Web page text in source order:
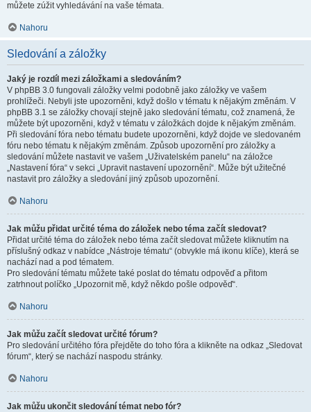
můžete zúžit vyhledávání na vaše témata.
Nahoru
Sledování a záložky
Jaký je rozdíl mezi záložkami a sledováním?
V phpBB 3.0 fungovali záložky velmi podobně jako záložky ve vašem
prohlížeči. Nebyli jste upozorněni, když došlo v tématu k nějakým změnám. V
phpBB 3.1 se záložky chovají stejně jako sledování tématu, což znamená, že
můžete být upozorněni, když v tématu v záložkách dojde k nějakým změnám.
Při sledování fóra nebo tématu budete upozorněni, když dojde ve sledovaném
fóru nebo tématu k nějakým změnám. Způsob upozornění pro záložky a
sledování můžete nastavit ve vašem „Uživatelském panelu“ na záložce
„Nastavení fóra“ v sekci „Upravit nastavení upozornění“. Může být užitečné
nastavit pro záložky a sledování jiný způsob upozornění.
Nahoru
Jak můžu přidat určité téma do záložek nebo téma začít sledovat?
Přidat určité téma do záložek nebo téma začít sledovat můžete kliknutím na
příslušný odkaz v nabídce „Nástroje tématu“ (obvykle má ikonu klíče), která se
nachází nad a pod tématem.
Pro sledování tématu můžete také poslat do tématu odpověď a přitom
zatrhnout políčko „Upozornit mě, když někdo pošle odpověď“.
Nahoru
Jak můžu začít sledovat určité fórum?
Pro sledování určitého fóra přejděte do toho fóra a klikněte na odkaz „Sledovat
fórum“, který se nachází naspodu stránky.
Nahoru
Jak můžu ukončit sledování témat nebo fór?